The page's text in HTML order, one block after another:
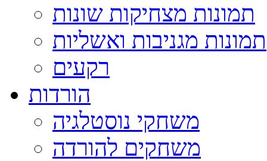
תמונות מצחיקות שונות
תמונות מגניבות ואשליות
רקעים
הורדות
משחקי נוסטלגיה
משחקים להורדה